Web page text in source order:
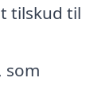
tilskud til
som